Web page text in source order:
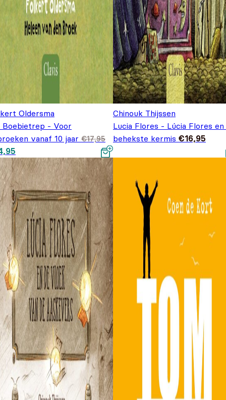
Oldersma
Boebietrep - Voor
vanaf 10 jaar €17,95
prijs was:
Huidige prijs is: €14,95.
Chinouk Thijssen
Lucia Flores - Lúcia Flores en
behekste kermis €16,95